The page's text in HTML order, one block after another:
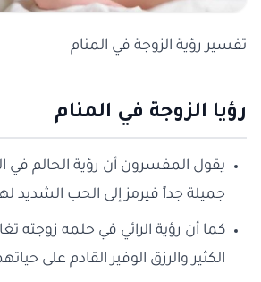
تفسير رؤية الزوجة في المنام
رؤيا الزوجة في المنام
يقول المفسرون أن رؤية الحالم في
جميلة جداً فيرمز إلى الحب الشديد
كما أن رؤية الرائي في حلمه زوجته
الكثير والرزق الوفير القادم على